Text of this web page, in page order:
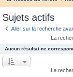
Sujets actifs
Aller sur la recherche
La
Aucun résultat ne
La